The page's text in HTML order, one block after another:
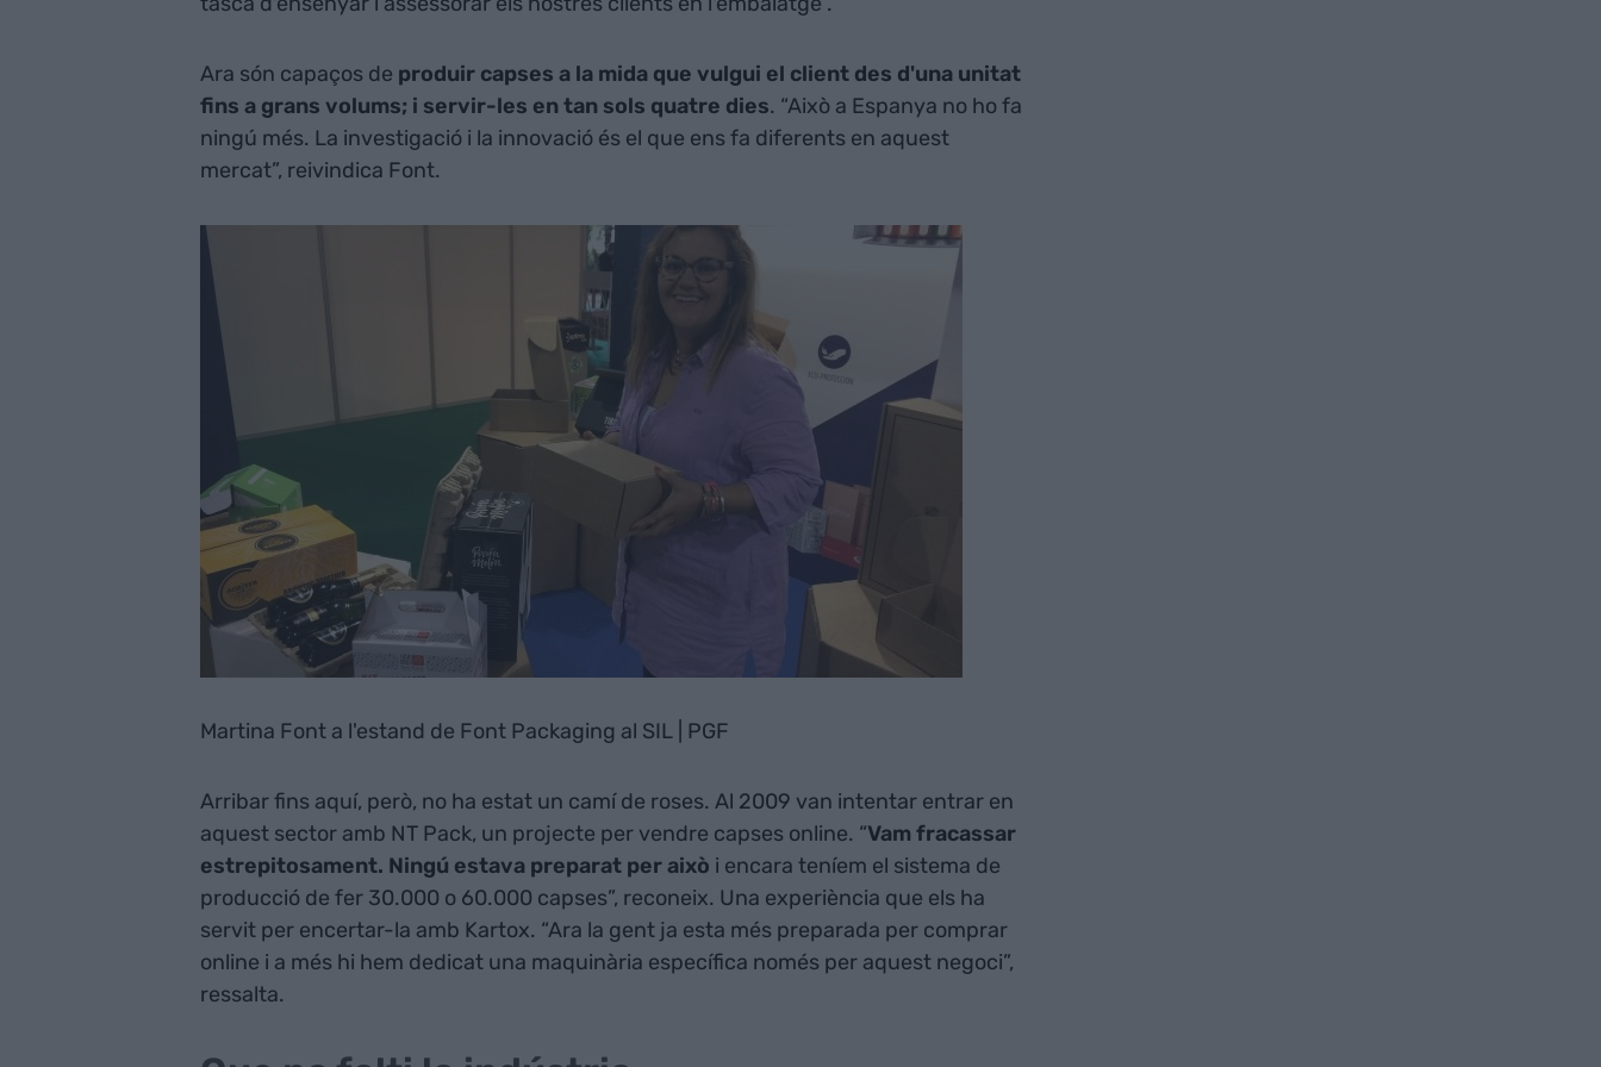
Ara són capaços de produir capses a la mida que vulgui el client des d'una unitat
fins a grans volums; i servir-les en tan sols quatre dies. “Això a Espanya no ho fa
ningú més. La investigació i la innovació és el que ens fa diferents en aquest
mercat”, reivindica Font.
Martina Font a l'estand de Font Packaging al SIL | PGF
Arribar fins aquí, però, no ha estat un camí de roses. Al 2009 van intentar entrar en
aquest sector amb NT Pack, un projecte per vendre capses online. “Vam fracassar
estrepitosament. Ningú estava preparat per això i encara teníem el sistema de
producció de fer 30.000 o 60.000 capses”, reconeix. Una experiència que els ha
servit per encertar-la amb Kartox. “Ara la gent ja esta més preparada per comprar
online i a més hi hem dedicat una maquinària específica només per aquest negoci”,
ressalta.